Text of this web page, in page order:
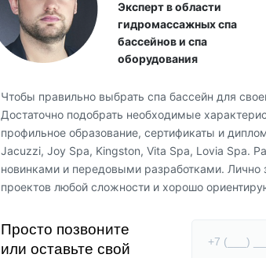
Эксперт в области
гидромассажных спа
бассейнов и спа
оборудования
Чтобы правильно выбрать спа бассейн для
Достаточно подобрать необходимые
профильное образование, сертификаты и
Jacuzzi, Joy Spa, Kingston, Vita Spa, Lovia Spa.
новинками и передовыми разработками.
проектов любой сложности и хорошо
Просто позвоните
или оставьте свой